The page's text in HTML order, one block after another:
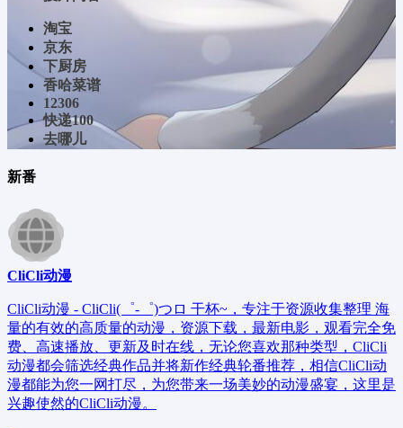
淘宝
京东
下厨房
香哈菜谱
12306
快递100
去哪儿
新番
CliCli动漫
CliCli动漫 - CliCli(゜-゜)つロ 干杯~，专注于资源收集整理 海
量的有效的高质量的动漫，资源下载，最新电影，观看完全免
费、高速播放、更新及时在线，无论您喜欢那种类型，CliCli
动漫都会筛选经典作品并将新作经典轮番推荐，相信CliCli动
漫都能为您一网打尽，为您带来一场美妙的动漫盛宴，这里是
兴趣使然的CliCli动漫。